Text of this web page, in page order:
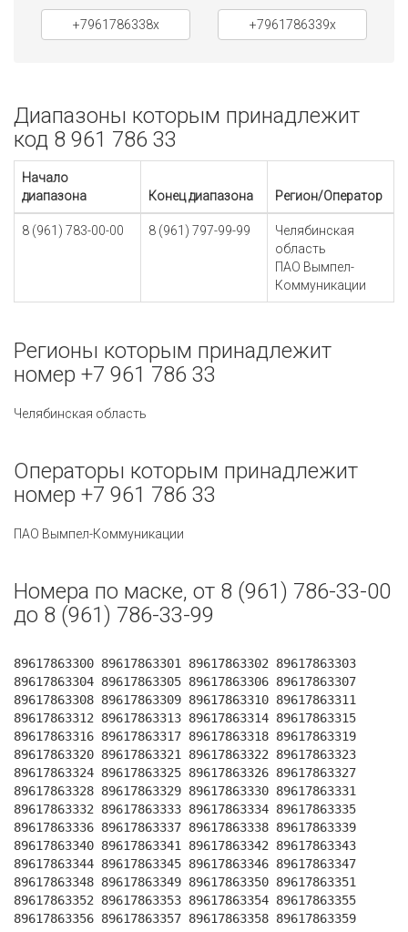
+7961786338x +7961786339x
Диапазоны которым принадлежит
код 8 961 786 33
Начало
диапазона
Конец диапазона Регион/Оператор
8 (961) 783-00-00 8 (961) 797-99-99
Челябинская
область
ПАО Вымпел-
Коммуникации
Регионы которым принадлежит
номер +7 961 786 33
Челябинская область
Операторы которым принадлежит
номер +7 961 786 33
ПАО Вымпел-Коммуникации
Номера по маске, от 8 (961) 786-33-00
до 8 (961) 786-33-99
89617863300 89617863301 89617863302 89617863303
89617863304 89617863305 89617863306 89617863307
89617863308 89617863309 89617863310 89617863311
89617863312 89617863313 89617863314 89617863315
89617863316 89617863317 89617863318 89617863319
89617863320 89617863321 89617863322 89617863323
89617863324 89617863325 89617863326 89617863327
89617863328 89617863329 89617863330 89617863331
89617863332 89617863333 89617863334 89617863335
89617863336 89617863337 89617863338 89617863339
89617863340 89617863341 89617863342 89617863343
89617863344 89617863345 89617863346 89617863347
89617863348 89617863349 89617863350 89617863351
89617863352 89617863353 89617863354 89617863355
89617863356 89617863357 89617863358 89617863359